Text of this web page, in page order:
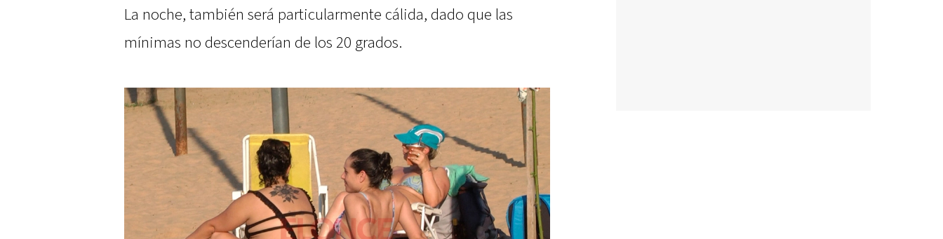
La noche, también será particularmente cálida, dado que las
mínimas no descenderían de los 20 grados.